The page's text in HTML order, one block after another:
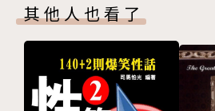
「這傢伙一定倒地，我一回合就
里的名言。
（其實，阿里生涯擊倒對手的次
「讓我們在宇宙中闖出一片天吧
殘疾，反倒成為科學研究的助力
為什麼《時間簡史》能暢銷？因
不忍睹
時間旅行有可能嗎？民眾想聽什
其他人也看了